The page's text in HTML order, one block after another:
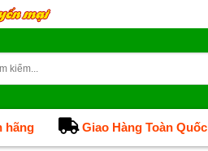
hãng Giao Hàng Toàn Quốc